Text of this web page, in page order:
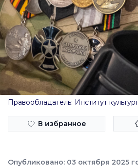
Правообладатель: Институт
В избранное
Опубликовано: 03 октября 2025